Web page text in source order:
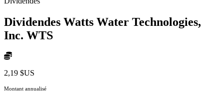
Dividendes Watts Water Technologies,
Inc. WTS
2,19 $US
Montant annualisé